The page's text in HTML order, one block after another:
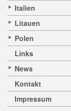
Italien
Litauen
Polen
Links
News
Kontakt
Impressum